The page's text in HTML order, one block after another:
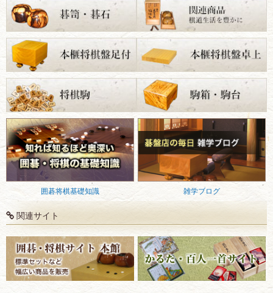
囲碁将棋基礎知識 雑学ブログ
関連サイト